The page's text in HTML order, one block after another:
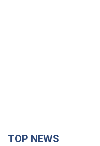
TOP NEWS